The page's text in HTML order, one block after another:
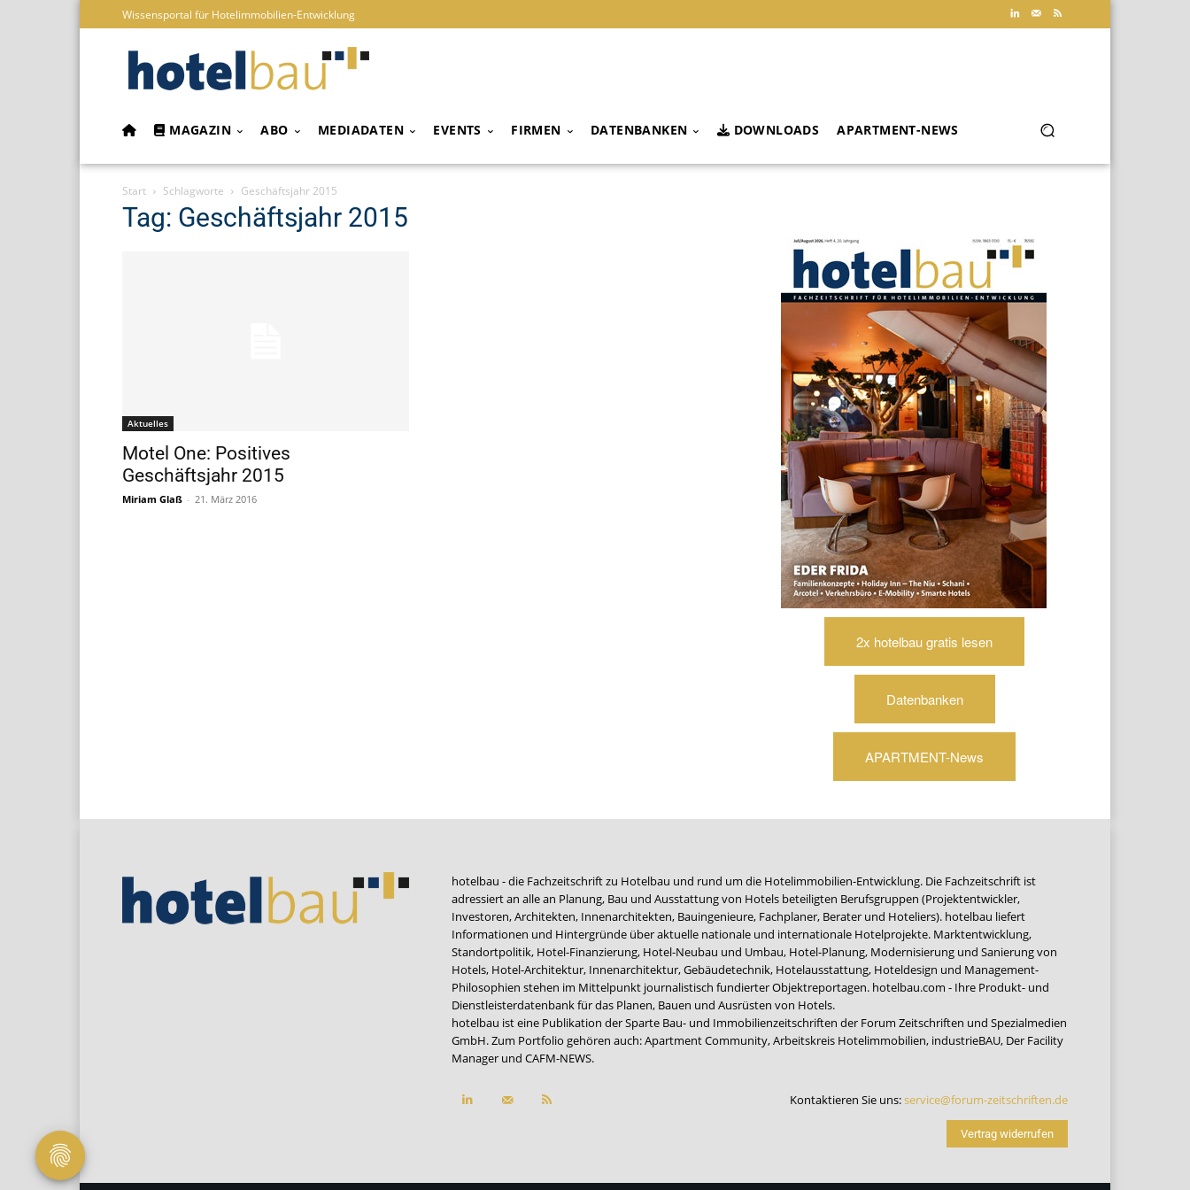
Wissensportal für Hotelimmobilien-Entwicklung
MAGAZIN ABO MEDIADATEN EVENTS FIRMEN DATENBANKEN DOWNLOADS APARTMENT-NEWS
Start Schlagworte Geschäftsjahr 2015
Tag: Geschäftsjahr 2015
Aktuelles
Motel One: Positives
Geschäftsjahr 2015
Miriam Glaß - 21. März 2016
2x hotelbau gratis lesen
Datenbanken
APARTMENT-News
hotelbau - die Fachzeitschrift zu Hotelbau und rund um die Hotelimmobilien-Entwicklung. Die Fachzeitschrift ist
adressiert an alle an Planung, Bau und Ausstattung von Hotels beteiligten Berufsgruppen (Projektentwickler,
Investoren, Architekten, Innenarchitekten, Bauingenieure, Fachplaner, Berater und Hoteliers). hotelbau liefert
Informationen und Hintergründe über aktuelle nationale und internationale Hotelprojekte. Marktentwicklung,
Standortpolitik, Hotel-Finanzierung, Hotel-Neubau und Umbau, Hotel-Planung, Modernisierung und Sanierung von
Hotels, Hotel-Architektur, Innenarchitektur, Gebäudetechnik, Hotelausstattung, Hoteldesign und Management-
Philosophien stehen im Mittelpunkt journalistisch fundierter Objektreportagen. hotelbau.com - Ihre Produkt- und
Dienstleisterdatenbank für das Planen, Bauen und Ausrüsten von Hotels.
hotelbau ist eine Publikation der Sparte Bau- und Immobilienzeitschriften der Forum Zeitschriften und Spezialmedien
GmbH. Zum Portfolio gehören auch:Apartment Community,Arbeitskreis Hotelimmobilien, industrieBAU, Der Facility
Manager und CAFM-NEWS.
Kontaktieren Sie uns:service@forum-zeitschriften.de
Vertrag widerrufen